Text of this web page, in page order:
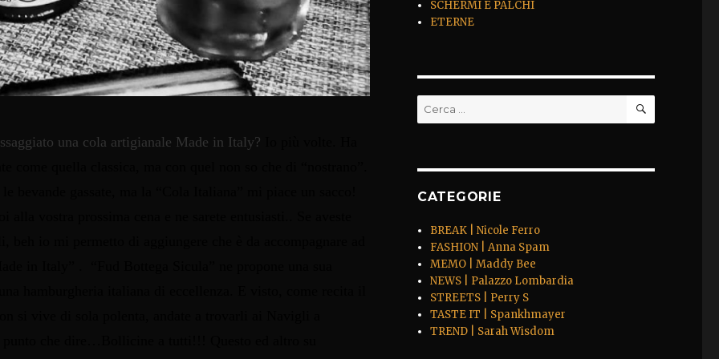
una cola artigianale Made in Italy?
SCHERMI E PALCHI
ETERNE
Cerca: CERCA
CATEGORIE
BREAK | Nicole Ferro
FASHION | Anna Spam
MEMO | Maddy Bee
NEWS | Palazzo Lombardia
STREETS | Perry S
TASTE IT | Spankhmayer
TREND | Sarah Wisdom